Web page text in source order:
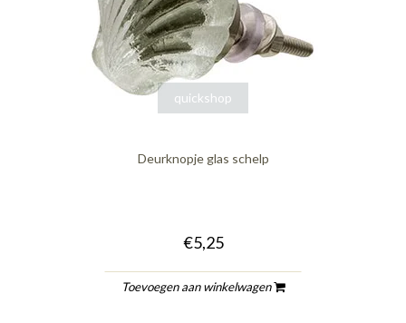
quickshop
Deurknopje glas schelp
€5,25
Toevoegen aan winkelwagen